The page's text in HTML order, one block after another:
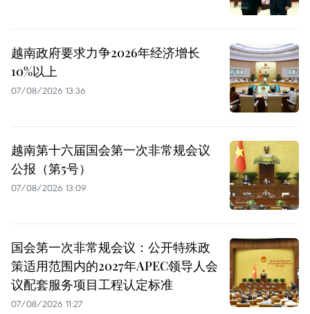
越南政府要求力争2026年经济增长
10%以上
07/08/2026 13:36
越南第十六届国会第一次非常规会议
公报（第5号）
07/08/2026 13:09
国会第一次非常规会议：公开特殊政
策适用范围内的2027年APEC领导人会
议配套服务项目工程认定标准
07/08/2026 11:27